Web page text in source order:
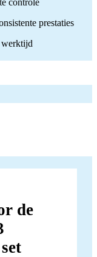
controle
prestaties
werktijd
de